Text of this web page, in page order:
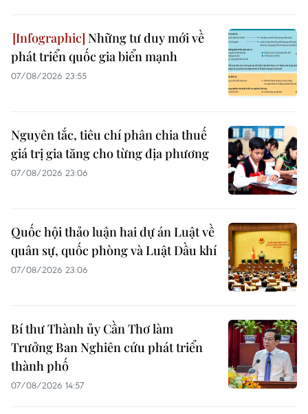
Những tư duy mới về
phát triển quốc gia biển mạnh
07/08/2026 23:55
Nguyên tắc, tiêu chí phân chia thuế
giá trị gia tăng cho từng địa phương
07/08/2026 23:06
Quốc hội thảo luận hai dự án Luật về
quân sự, quốc phòng và Luật Dầu khí
07/08/2026 23:06
Bí thư Thành ủy Cần Thơ làm
Trưởng Ban Nghiên cứu phát triển
thành phố
07/08/2026 14:57